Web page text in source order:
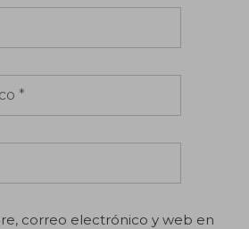
correo electrónico y web en